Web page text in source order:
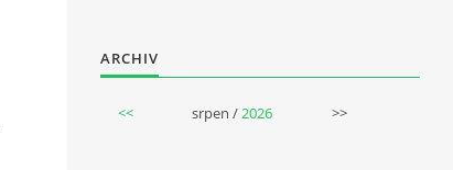
ARCHIV
<< srpen /2026 >>